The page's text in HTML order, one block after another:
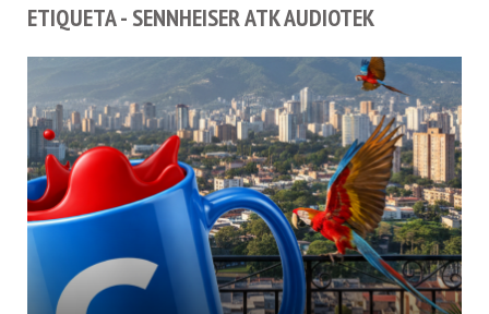
ETIQUETA - SENNHEISER ATK AUDIOTEK